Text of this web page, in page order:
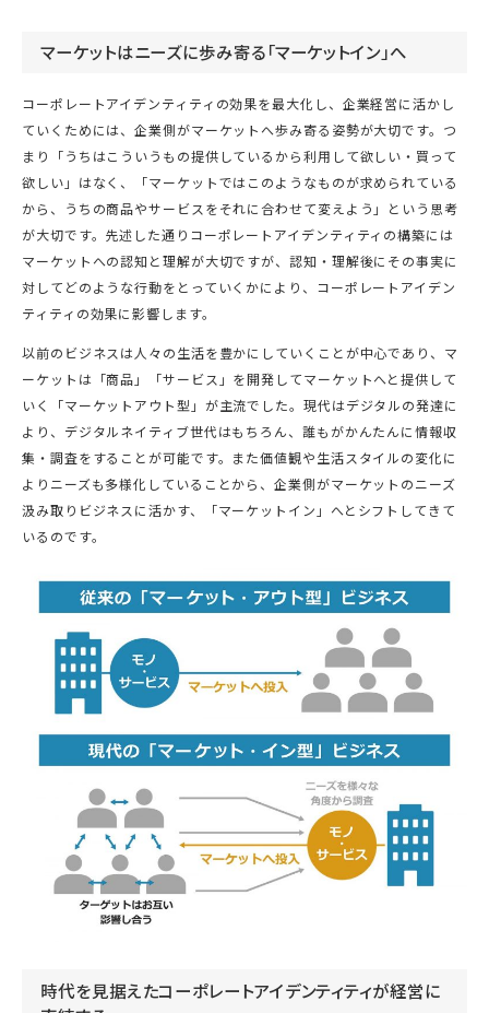
マーケットはニーズに歩み寄る「マーケットイン」へ
コーポレートアイデンティティの効果を最大化し、企業経営に活かし
ていくためには、企業側がマーケットへ歩み寄る姿勢が大切です。つ
まり「うちはこういうもの提供しているから利用して欲しい・買って
欲しい」はなく、「マーケットではこのようなものが求められている
から、うちの商品やサービスをそれに合わせて変えよう」という思考
が大切です。先述した通りコーポレートアイデンティティの構築には
マーケットへの認知と理解が大切ですが、認知・理解後にその事実に
対してどのような行動をとっていくかにより、コーポレートアイデン
ティティの効果に影響します。
以前のビジネスは人々の生活を豊かにしていくことが中心であり、マ
ーケットは「商品」「サービス」を開発してマーケットへと提供して
いく「マーケットアウト型」が主流でした。現代はデジタルの発達に
より、デジタルネイティブ世代はもちろん、誰もがかんたんに情報収
集・調査をすることが可能です。また価値観や生活スタイルの変化に
よりニーズも多様化していることから、企業側がマーケットのニーズ
汲み取りビジネスに活かす、「マーケットイン」へとシフトしてきて
いるのです。
時代を見据えたコーポレートアイデンティティが経営に